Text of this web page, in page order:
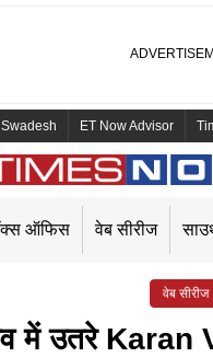
ET Now Advisor
ऑफिस वेब सीरीज
वेब सीरीज
में उतरे Karan